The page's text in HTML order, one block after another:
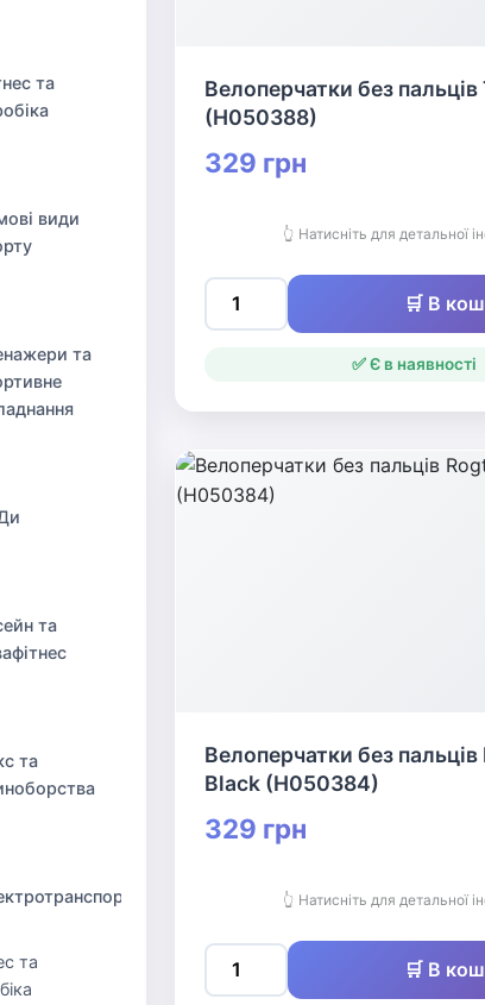
та
види
та
та
та
та
Велоперчатки без
(H050388)
329 грн
👆 Натисніть для детальної
🛒 В
✅ Є в наявності
Велоперчатки без
Black (H050384)
329 грн
👆 Натисніть для детальної
🛒 В